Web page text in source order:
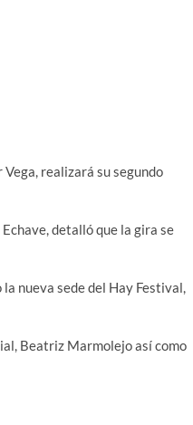
realizará su segundo
detalló que la gira se
nueva sede del Hay Festival,
Beatriz Marmolejo así como